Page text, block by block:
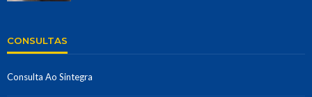
CONSULTAS
Consulta Ao Sintegra